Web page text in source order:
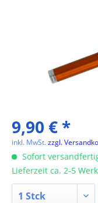
9,90 € *
inkl. MwSt.zzgl.
Sofort
Lieferzeit ca. 2-5